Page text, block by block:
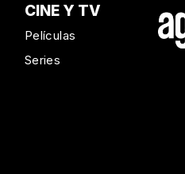
CINE Y TV
Películas
Series